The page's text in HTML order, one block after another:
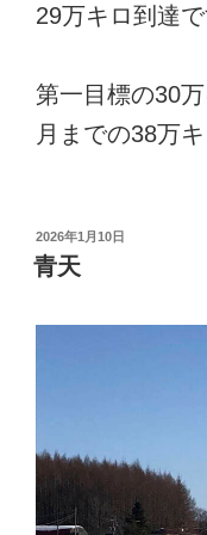
29万キロ到達
第一目標の30
月までの38万
投
稿
日:
2026年1月10日
青天